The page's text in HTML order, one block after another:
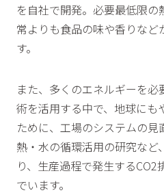
を自社で開発。必要最低限
常よりも食品の味や香りな
す。
また、多くのエネルギーを
術を活用する中で、地球にも
ために、工場のシステムの
熱・水の循環活用の研究な
り、生産過程で発生する
でいます。